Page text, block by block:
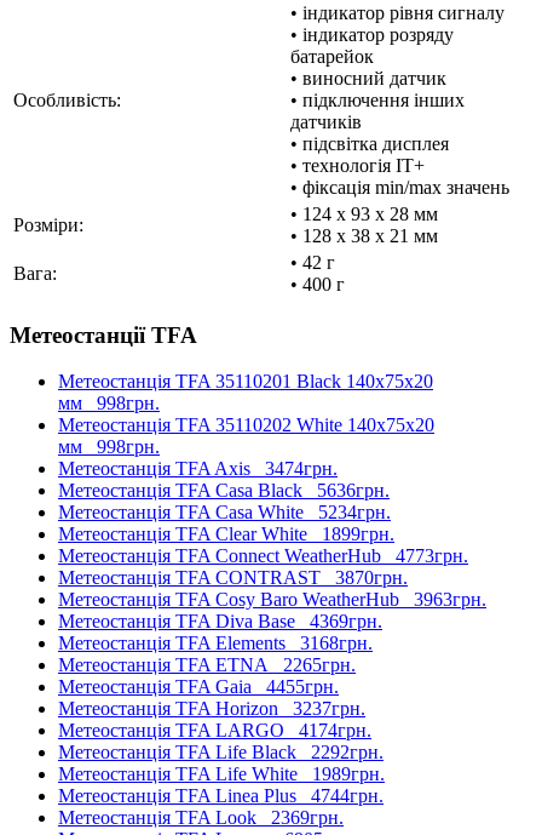
Особливість:
• індикатор рівня сигналу
• індикатор розряду
батарейок
• виносний датчик
• підключення інших
датчиків
• підсвітка дисплея
• технологія IT+
• фіксація min/max значень
Розміри:
• 124 x 93 x 28 мм
• 128 x 38 x 21 мм
Вага:
• 42 г
• 400 г
Метеостанції TFA
Метеостанція TFA 35110201 Black 140х75х20
мм 998грн.
Метеостанція TFA 35110202 White 140х75х20
мм 998грн.
Метеостанція TFA Axis 3474грн.
Метеостанція TFA Casa Black 5636грн.
Метеостанція TFA Casa White 5234грн.
Метеостанція TFA Clear White 1899грн.
Метеостанція TFA Connect WeatherHub 4773грн.
Метеостанція TFA CONTRAST 3870грн.
Метеостанція TFA Cosy Baro WeatherHub 3963грн.
Метеостанція TFA Diva Base 4369грн.
Метеостанція TFA Elements 3168грн.
Метеостанція TFA ETNA 2265грн.
Метеостанція TFA Gaia 4455грн.
Метеостанція TFA Horizon 3237грн.
Метеостанція TFA LARGO 4174грн.
Метеостанція TFA Life Black 2292грн.
Метеостанція TFA Life White 1989грн.
Метеостанція TFA Linea Plus 4744грн.
Метеостанція TFA Look 2369грн.